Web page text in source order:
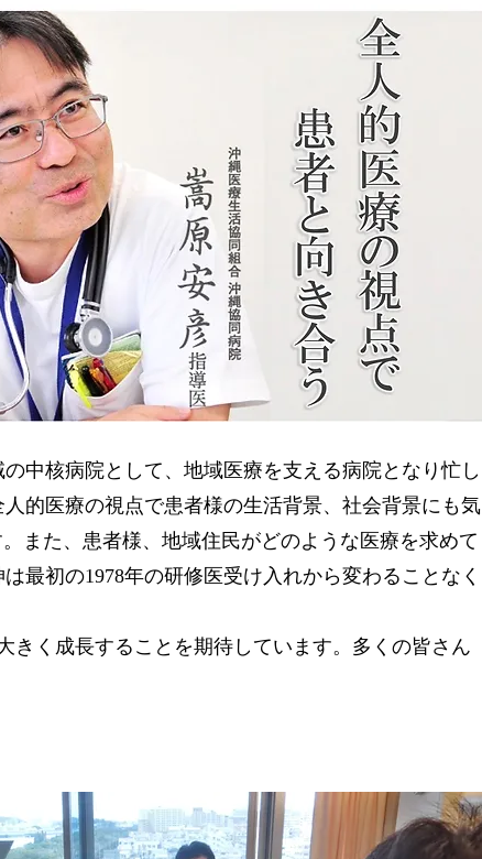
中核病院として、地域医療を支える病院となり忙し
的医療の視点で患者様の生活背景、社会背景にも気
また、患者様、地域住民がどのような医療を求めて
最初の1978年の研修医受け入れから変わることなく
く成長することを期待しています。多くの皆さん